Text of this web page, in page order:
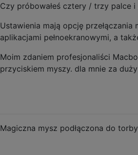
Czy próbowałeś cztery / trzy palce
Ustawienia mają opcję
aplikacjami pełnoekranowymi, a
Moim zdaniem profesjonaliści
przyciskiem myszy. dla mnie za
Magiczna mysz podłączona do